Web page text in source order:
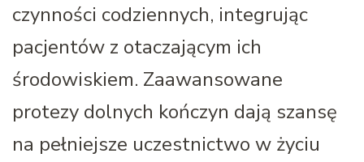
czynności codziennych, integrując
pacjentów z otaczającym ich
środowiskiem. Zaawansowane
protezy dolnych kończyn dają szansę
na pełniejsze uczestnictwo w życiu